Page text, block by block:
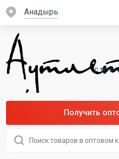
Анадырь
C 1995
Получить
товаров